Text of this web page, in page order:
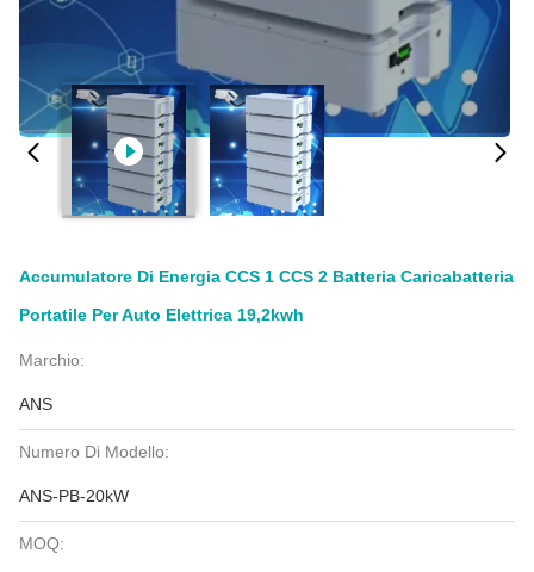
Accumulatore Di Energia CCS 1 CCS 2 Batteria Caricabatteria
Portatile Per Auto Elettrica 19,2kwh
Marchio:
ANS
Numero Di Modello:
ANS-PB-20kW
MOQ: